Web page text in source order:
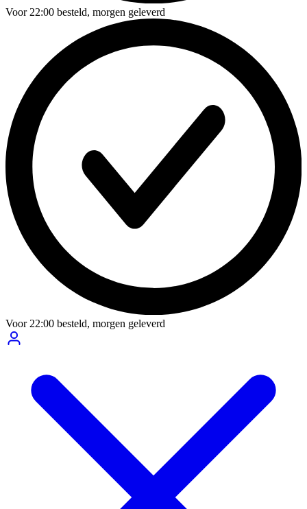
Voor22:00 besteld, morgen geleverd
Voor22:00 besteld, morgen geleverd